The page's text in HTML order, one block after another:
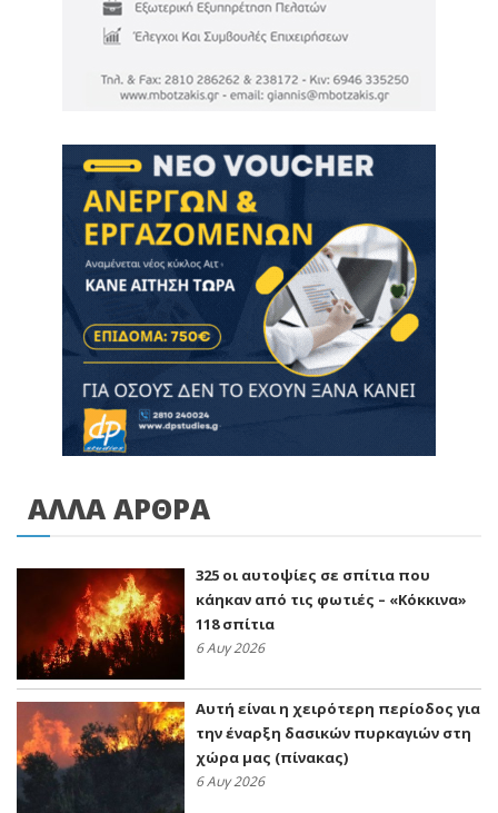
ΑΛΛΑ ΑΡΘΡΑ
325 οι αυτοψίες σε σπίτια που
κάηκαν από τις φωτιές – «Κόκκινα»
118 σπίτια
6 Αυγ 2026
Αυτή είναι η χειρότερη περίοδος για
την έναρξη δασικών πυρκαγιών στη
χώρα μας (πίνακας)
6 Αυγ 2026